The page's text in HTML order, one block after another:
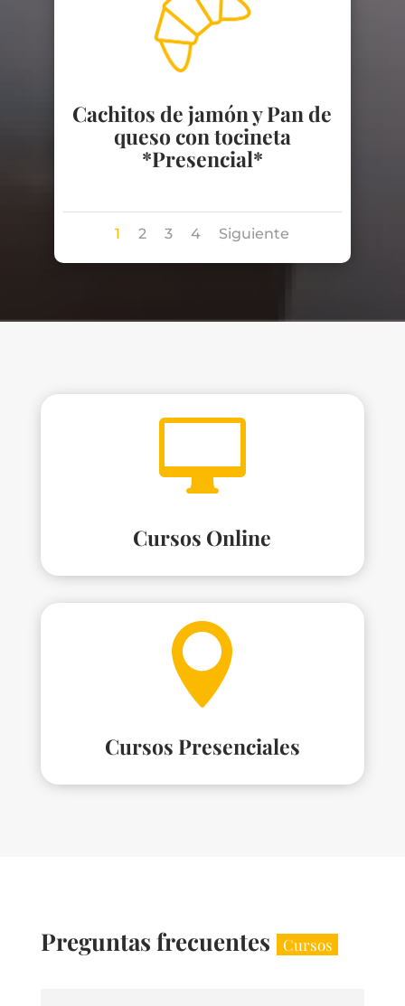
Cachitos de jamón y Pan de
queso con tocineta
*Presencial*
1 2 3 4 Siguiente

Cursos Online

Cursos Presenciales
Preguntas frecuentes Cursos